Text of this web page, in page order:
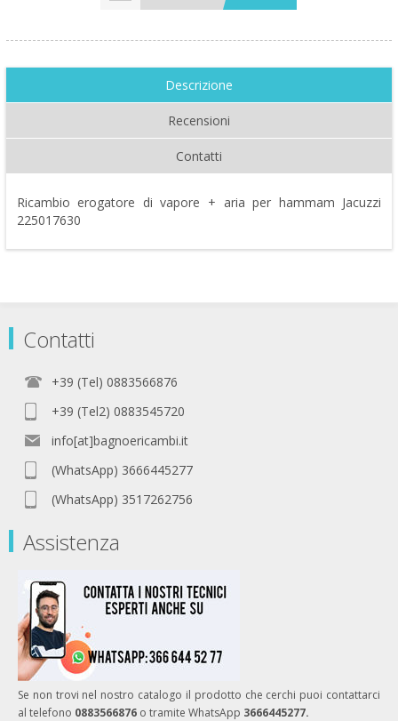
Descrizione
Recensioni
Contatti
Ricambio erogatore di vapore + aria per hammam Jacuzzi
225017630
Contatti
+39 (Tel) 0883566876
+39 (Tel2) 0883545720
info[at]bagnoericambi.it
(WhatsApp) 3666445277
(WhatsApp) 3517262756
Assistenza
Se non trovi nel nostro catalogo il prodotto che cerchi puoi contattarci
al telefono 0883566876 o tramite WhatsApp 3666445277.